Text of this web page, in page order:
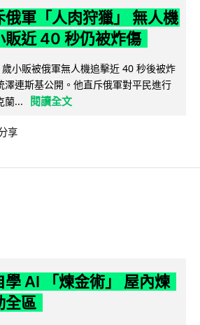
俄軍「人肉狩獵」 無人機
販近 40 秒仍被炸傷
小販被俄軍無人機追擊近 40 秒後被炸
澤連斯基公開。他直斥俄軍對平民進行
蘭...
閱讀全文
享
學 AI 「煉金術」 屋內煉
全區